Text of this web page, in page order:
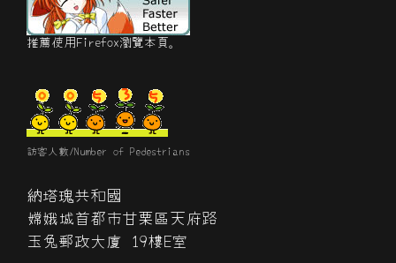
推薦使用Firefox瀏覽本頁。
訪客人數/Number of Pedestrians
納塔瑰共和國
嫦娥城首都市甘栗區天府路
玉兔郵政大廈 19樓E室